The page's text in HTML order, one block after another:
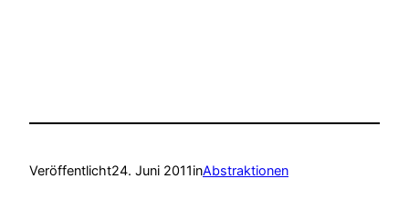
Veröffentlicht24. Juni 2011inAbstraktionen